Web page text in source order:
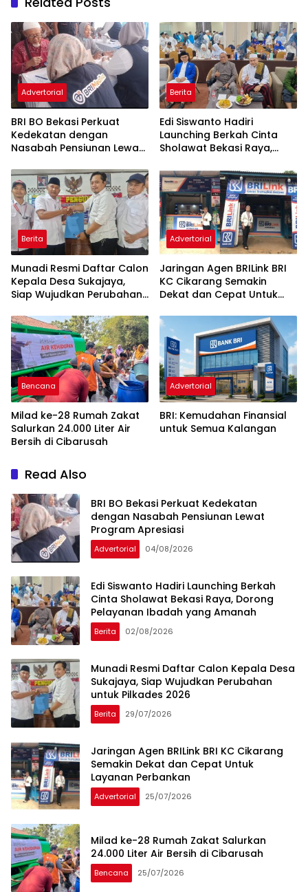
Advertorial
BRI BO Bekasi Perkuat
Kedekatan dengan
Nasabah Pensiunan Lewat
Berita
Edi Siswanto Hadiri
Launching Berkah Cinta
Sholawat Bekasi Raya,
yang Amanah
Berita
Munadi Resmi Daftar Calon
Kepala Desa Sukajaya,
Siap Wujudkan Perubahan
Advertorial
Jaringan Agen BRILink BRI
KC Cikarang Semakin
Dekat dan Cepat Untuk
Bencana
Milad ke-28 Rumah Zakat
Salurkan 24.000 Liter Air
Bersih di Cibarusah
Advertorial
BRI: Kemudahan Finansial
untuk Semua Kalangan
Read Also
BRI BO Bekasi Perkuat Kedekatan
dengan Nasabah Pensiunan Lewat
Program Apresiasi
Advertorial 04/08/2026
Edi Siswanto Hadiri Launching Berkah
Cinta Sholawat Bekasi Raya, Dorong
Pelayanan Ibadah yang Amanah
Berita 02/08/2026
Munadi Resmi Daftar Calon Kepala Desa
Sukajaya, Siap Wujudkan Perubahan
untuk Pilkades 2026
Berita 29/07/2026
Jaringan Agen BRILink BRI KC Cikarang
Semakin Dekat dan Cepat Untuk
Layanan Perbankan
Advertorial 25/07/2026
Milad ke-28 Rumah Zakat Salurkan
24.000 Liter Air Bersih di Cibarusah
Bencana 25/07/2026